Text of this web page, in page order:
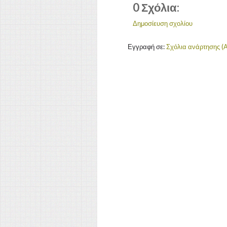
0 Σχόλια:
Δημοσίευση σχολίου
Εγγραφή σε:Σχόλια ανάρτησης